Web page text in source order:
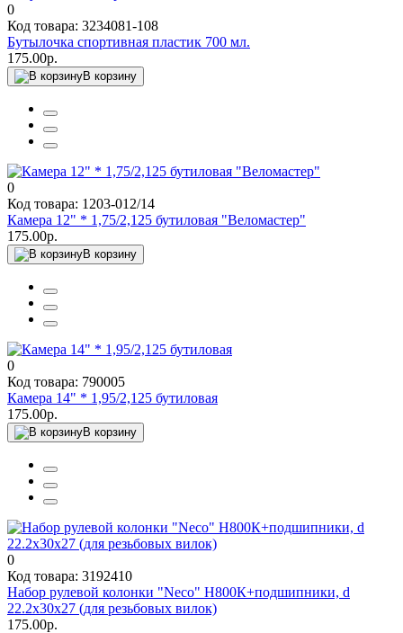
0
Код товара: 3234081-108
Бутылочка спортивная пластик 700 мл.
175.00р.
В корзину
0
Код товара: 1203-012/14
Камера 12" * 1,75/2,125 бутиловая "Веломастер"
175.00р.
В корзину
0
Код товара: 790005
Камера 14" * 1,95/2,125 бутиловая
175.00р.
В корзину
0
Код товара: 3192410
Набор рулевой колонки "Neco" Н800К+подшипники, d
22.2х30х27 (для резьбовых вилок)
175.00р.